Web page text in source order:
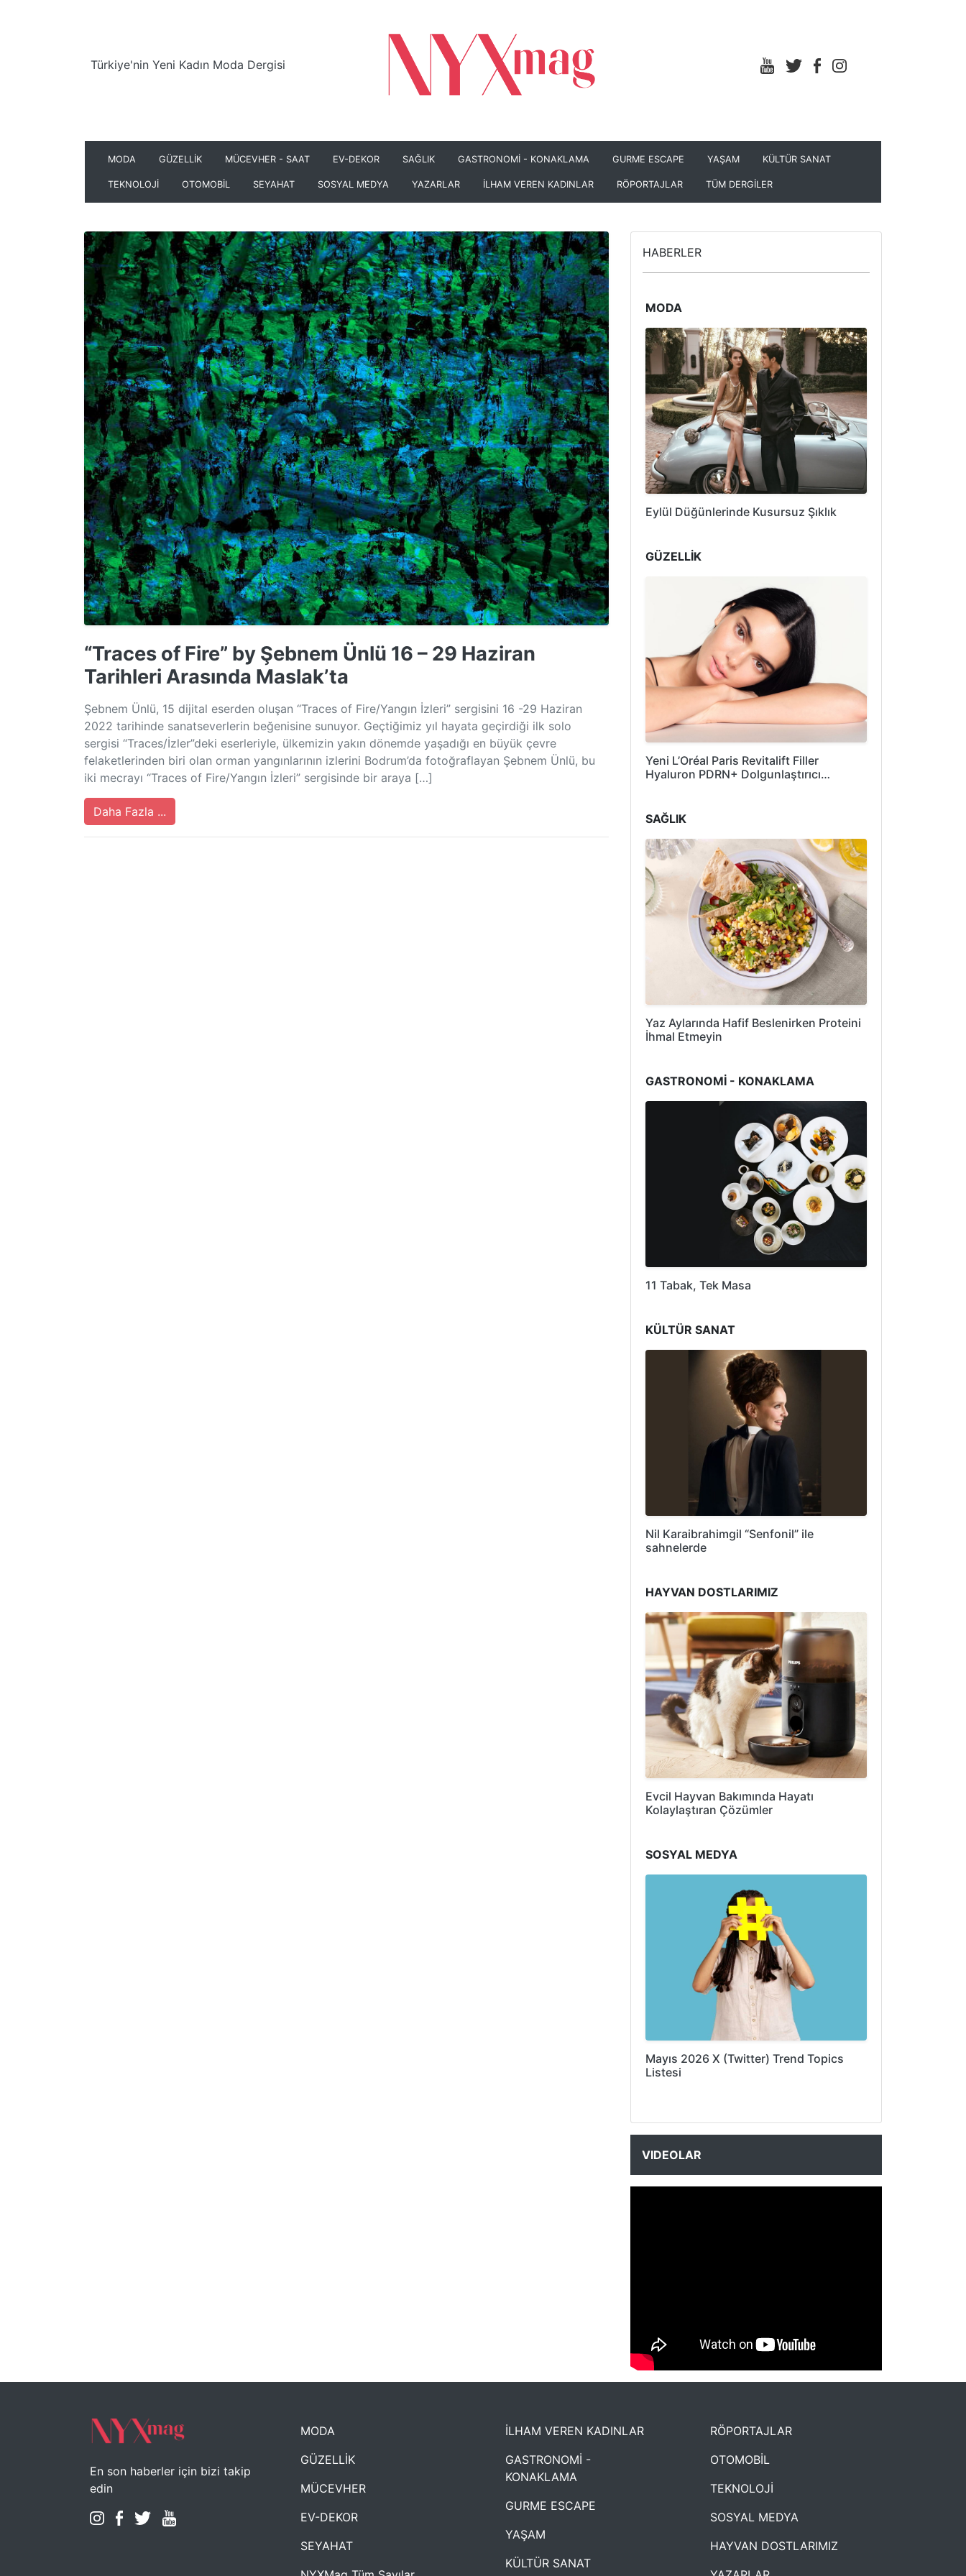
Türkiye'nin Yeni Kadın Moda Dergisi
MODA GÜZELLİK MÜCEVHER - SAAT EV-DEKOR SAĞLIK GASTRONOMİ - KONAKLAMA GURME ESCAPE YAŞAM KÜLTÜR SANAT
TEKNOLOJİ OTOMOBİL SEYAHAT SOSYAL MEDYA YAZARLAR İLHAM VEREN KADINLAR RÖPORTAJLAR TÜM DERGİLER
“Traces of Fire” by Şebnem Ünlü 16 – 29 Haziran
Tarihleri Arasında Maslak’ta
Şebnem Ünlü, 15 dijital eserden oluşan “Traces of Fire/Yangın İzleri” sergisini 16 -29 Haziran
2022 tarihinde sanatseverlerin beğenisine sunuyor. Geçtiğimiz yıl hayata geçirdiği ilk solo
sergisi “Traces/İzler”deki eserleriyle, ülkemizin yakın dönemde yaşadığı en büyük çevre
felaketlerinden biri olan orman yangınlarının izlerini Bodrum’da fotoğraflayan Şebnem Ünlü, bu
iki mecrayı “Traces of Fire/Yangın İzleri” sergisinde bir araya […]
Daha Fazla ...
HABERLER
MODA
Eylül Düğünlerinde Kusursuz Şıklık
GÜZELLİK
Yeni L’Oréal Paris Revitalift Filler
Hyaluron PDRN+ Dolgunlaştırıcı…
SAĞLIK
Yaz Aylarında Hafif Beslenirken Proteini
İhmal Etmeyin
GASTRONOMİ - KONAKLAMA
11 Tabak, Tek Masa
KÜLTÜR SANAT
Nil Karaibrahimgil “Senfonil” ile
sahnelerde
HAYVAN DOSTLARIMIZ
Evcil Hayvan Bakımında Hayatı
Kolaylaştıran Çözümler
SOSYAL MEDYA
Mayıs 2026 X (Twitter) Trend Topics
Listesi
VIDEOLAR
NYXmag 2. Yaş Kutlama Etkinliği
En son haberler için bizi takip
edin
MODA
GÜZELLİK
MÜCEVHER
EV-DEKOR
SEYAHAT
İLHAM VEREN KADINLAR
GASTRONOMİ -
KONAKLAMA
GURME ESCAPE
YAŞAM
KÜLTÜR SANAT
RÖPORTAJLAR
OTOMOBİL
TEKNOLOJİ
SOSYAL MEDYA
HAYVAN DOSTLARIMIZ